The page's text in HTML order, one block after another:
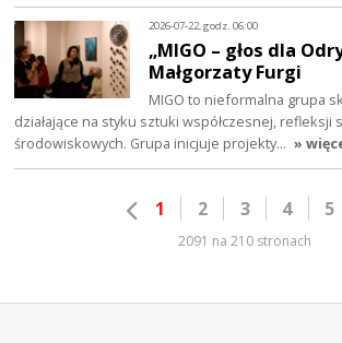
2026-07-22, godz. 06:00
„MIGO – głos dla
Małgorzaty Furgi
MIGO to nieformalna grupa
działające na styku sztuki współczesnej, refleksji
środowiskowych. Grupa inicjuje projekty… »
1 2 3 4 5
2091 na 210 stronach